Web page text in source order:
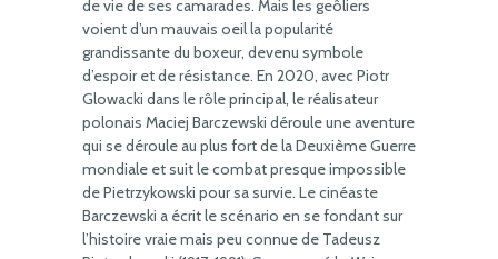
de vie de ses camarades. Mais les geôliers
voient d’un mauvais oeil la popularité
grandissante du boxeur, devenu symbole
d’espoir et de résistance. En 2020, avec Piotr
Glowacki dans le rôle principal, le réalisateur
polonais Maciej Barczewski déroule une aventure
qui se déroule au plus fort de la Deuxième Guerre
mondiale et suit le combat presque impossible
de Pietrzykowski pour sa survie. Le cinéaste
Barczewski a écrit le scénario en se fondant sur
l’histoire vraie mais peu connue de Tadeusz